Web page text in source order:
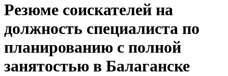
Резюме соискателей на
должность специалиста по
планированию с полной
занятостью в Балаганске